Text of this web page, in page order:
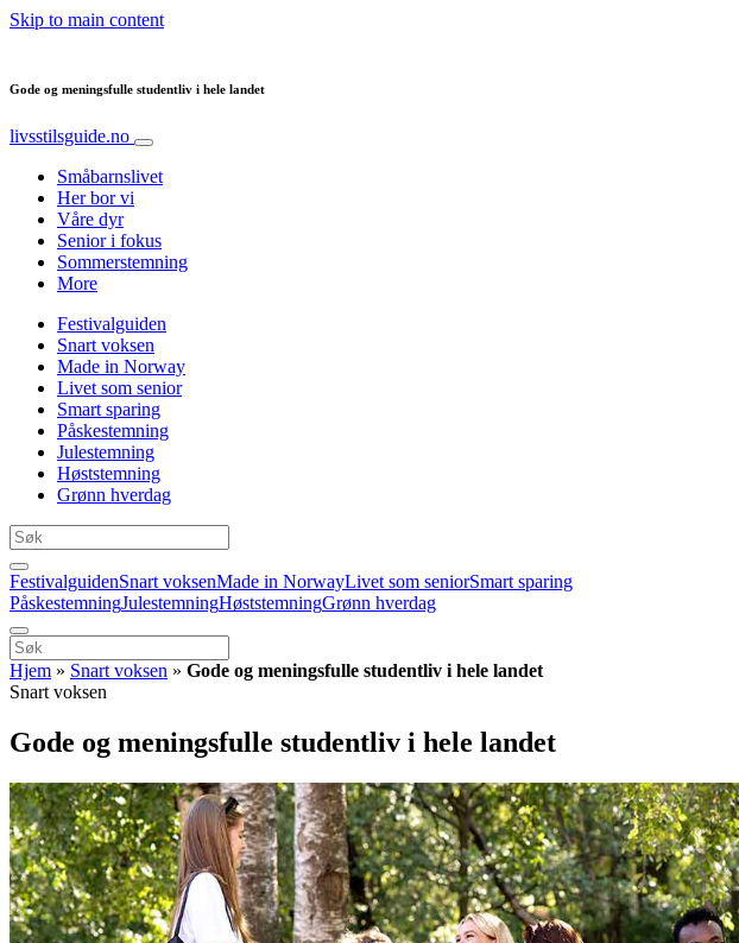
Skip to main content
Gode og meningsfulle studentliv i hele landet
livsstilsguide.no
Småbarnslivet
Her bor vi
Våre dyr
Senior i fokus
Sommerstemning
More
Festivalguiden
Snart voksen
Made in Norway
Livet som senior
Smart sparing
Påskestemning
Julestemning
Høststemning
Grønn hverdag
FestivalguidenSnart voksenMade in NorwayLivet som seniorSmart sparing
PåskestemningJulestemningHøststemningGrønn hverdag
Hjem » Snart voksen » Gode og meningsfulle studentliv i hele landet
Snart voksen
Gode og meningsfulle studentliv i hele landet